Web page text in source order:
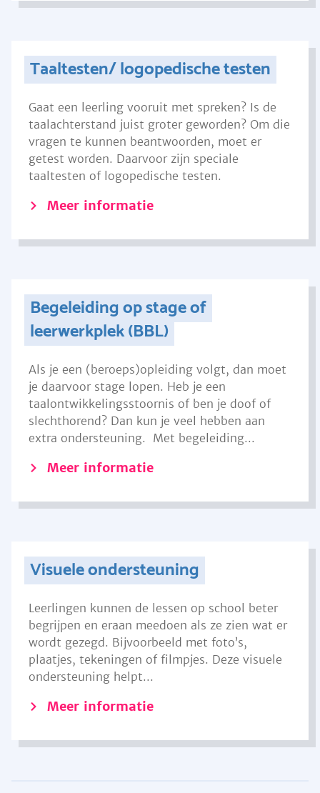
Taaltesten/ logopedische testen
Gaat een leerling vooruit met spreken? Is de
taalachterstand juist groter geworden? Om die
vragen te kunnen beantwoorden, moet er
getest worden. Daarvoor zijn speciale
taaltesten of logopedische testen.
Meer informatie
Begeleiding op stage of
leerwerkplek (BBL)
Als je een (beroeps)opleiding volgt, dan moet
je daarvoor stage lopen. Heb je een
taalontwikkelingsstoornis of ben je doof of
slechthorend? Dan kun je veel hebben aan
extra ondersteuning. Met begeleiding...
Meer informatie
Visuele ondersteuning
Leerlingen kunnen de lessen op school beter
begrijpen en eraan meedoen als ze zien wat er
wordt gezegd. Bijvoorbeeld met foto’s,
plaatjes, tekeningen of filmpjes. Deze visuele
ondersteuning helpt...
Meer informatie